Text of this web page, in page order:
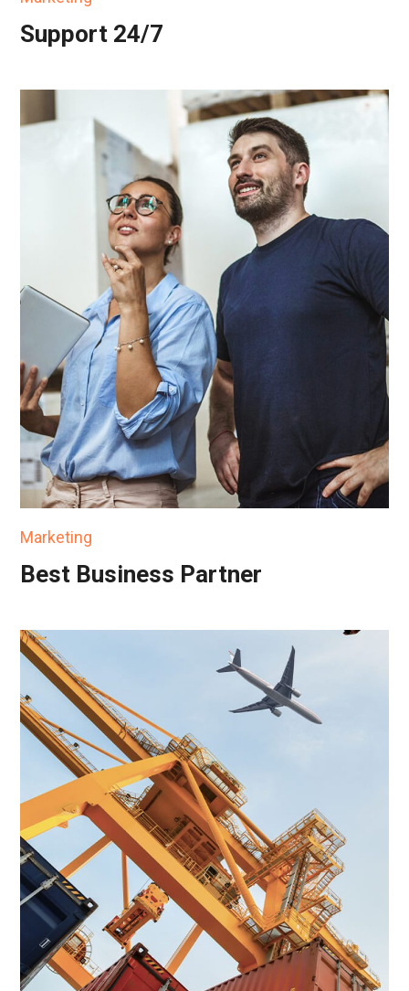
Support 24/7
Marketing
Best Business Partner